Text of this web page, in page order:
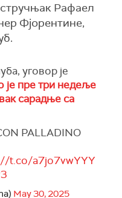
Рафаел
Фjорентине,
уговор је
је пре три недеље
сарадње са
PALLADINO
t.co/a7jo7vwYYY
May 30, 2025